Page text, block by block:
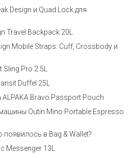
Design и Quad Lock для
Travel Backpack 20L
Mobile Straps: Cuff, Crossbody и
Pro 2.5L
Duffel 25L
Bravo Passport Pouch
Outin Mino Portable Espresso
в Bag & Wallet?
Messenger 13L